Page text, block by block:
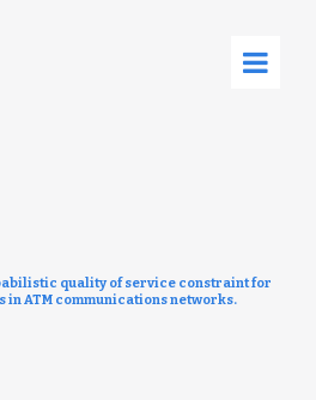
quality of service constraint for
in ATM communications networks.